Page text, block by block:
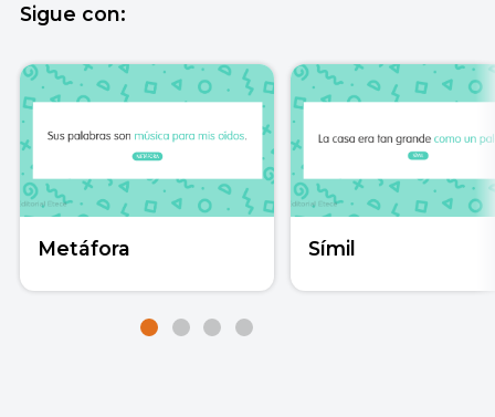
Sigue con:
Metáfora Símil